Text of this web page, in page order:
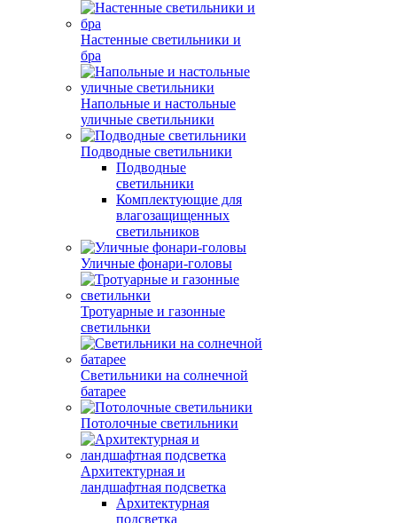
Настенные светильники и
бра
Напольные и настольные
уличные светильники
Подводные светильники
Подводные
светильники
Комплектующие для
влагозащищенных
светильников
Уличные фонари-головы
Тротуарные и газонные
светильнки
Светильники на солнечной
батарее
Потолочные светильники
Архитектурная и
ландшафтная подсветка
Архитектурная
подсветка